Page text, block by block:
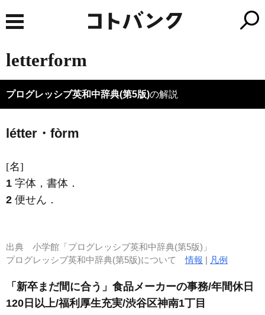
letterform
プログレッシブ英和中辞典(第5版)の解説
létter・fòrm
[名]
1 字体，書体 ．
2 便せん ．
出典 小学館「プログレッシブ英和中辞典(第5版)」
プログレッシブ英和中辞典(第5版)について情報 | 凡例
「新卒まだ間に合う」食品メーカーの事務/年間休日
120日以上/福利厚生充実/渋谷区神南1丁目